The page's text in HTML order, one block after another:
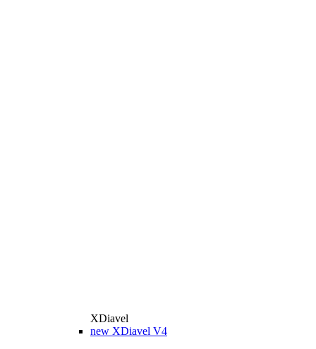
XDiavel
new XDiavel V4